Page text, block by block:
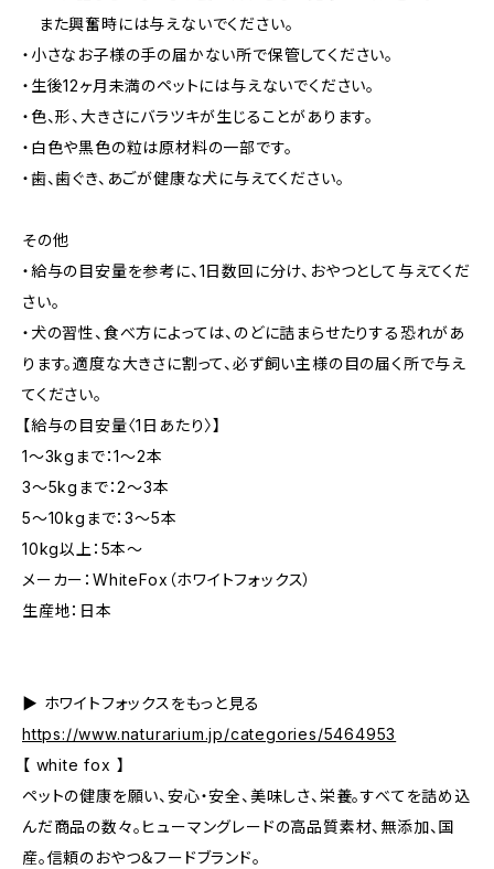
また興奮時には与えないでください。
・小さなお子様の手の届かない所で保管してください。
・生後12ヶ月未満のペットには与えないでください。
・色、形、大きさにバラツキが生じることがあります。
・白色や黒色の粒は原材料の一部です。
・歯、歯ぐき、あごが健康な犬に与えてください。
その他
・給与の目安量を参考に、1日数回に分け、おやつとして与えてくだ
さい。
・犬の習性、食べ方によっては、のどに詰まらせたりする恐れがあ
ります。適度な大きさに割って、必ず飼い主様の目の届く所で与え
てください。
【給与の目安量〈1日あたり〉】
1～3kgまで：1～2本
3～5kgまで：2～3本
5～10kgまで：3～5本
10kg以上：5本～
メーカー：WhiteFox（ホワイトフォックス）
生産地：日本
▶︎ ホワイトフォックスをもっと見る
https://www.naturarium.jp/categories/5464953
【 white fox 】
ペットの健康を願い、安心・安全、美味しさ、栄養。すべてを詰め込
んだ商品の数々。ヒューマングレードの高品質素材、無添加、国
産。信頼のおやつ＆フードブランド。